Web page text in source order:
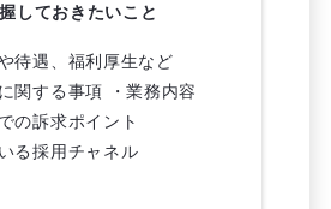
しておきたいこと
待遇、福利厚生など
関する事項 ・業務内容
の訴求ポイント
る採用チャネル